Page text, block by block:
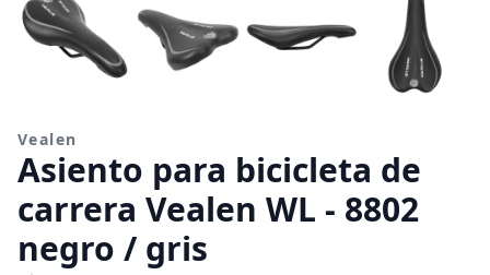
Vealen
Asiento para bicicleta de
carrera Vealen WL - 8802
negro / gris